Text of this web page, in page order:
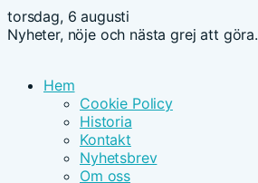
torsdag, 6 augusti
Nyheter, nöje och nästa grej att göra.
Hem
Cookie Policy
Historia
Kontakt
Nyhetsbrev
Om oss